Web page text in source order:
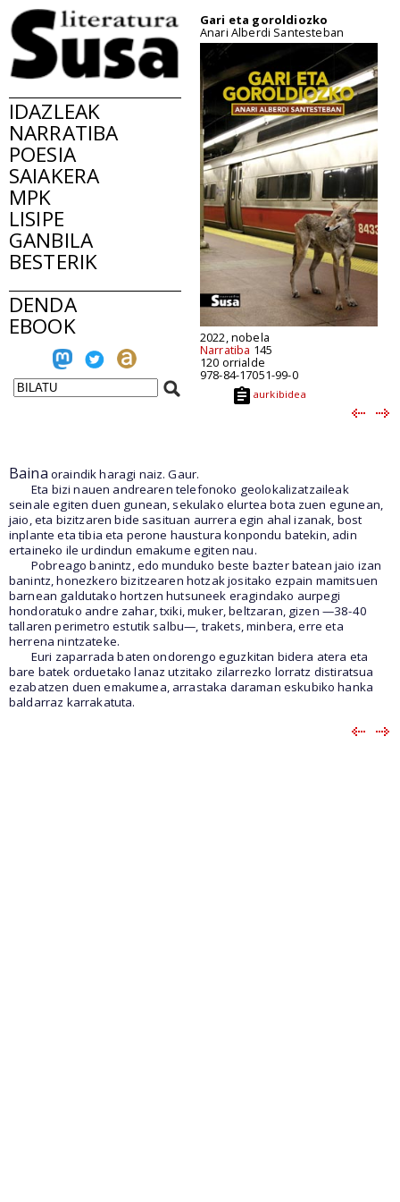
IDAZLEAK
NARRATIBA
POESIA
SAIAKERA
MPK
LISIPE
GANBILA
BESTERIK
DENDA
EBOOK
Gari eta goroldiozko
Anari Alberdi Santesteban
2022, nobela
Narratiba 145
120 orrialde
978-84-17051-99-0
aurkibidea
Baina oraindik haragi naiz. Gaur.
Eta bizi nauen andrearen telefonoko geolokalizatzaileak
seinale egiten duen gunean, sekulako elurtea bota zuen egunean,
jaio, eta bizitzaren bide sasituan aurrera egin ahal izanak, bost
inplante eta tibia eta perone haustura konpondu batekin, adin
ertaineko ile urdindun emakume egiten nau.
Pobreago banintz, edo munduko beste bazter batean jaio izan
banintz, honezkero bizitzearen hotzak jositako ezpain mamitsuen
barnean galdutako hortzen hutsuneek eragindako aurpegi
hondoratuko andre zahar, txiki, muker, beltzaran, gizen —38-40
tallaren perimetro estutik salbu—, trakets, minbera, erre eta
herrena nintzateke.
Euri zaparrada baten ondorengo eguzkitan bidera atera eta
bare batek orduetako lanaz utzitako zilarrezko lorratz distiratsua
ezabatzen duen emakumea, arrastaka daraman eskubiko hanka
baldarraz karrakatuta.